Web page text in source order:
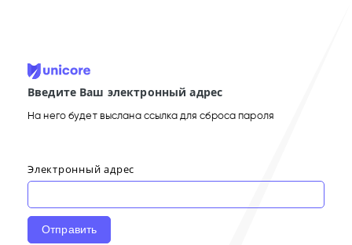
Введите Ваш электронный адрес
На него будет выслана ссылка для сброса пароля
Электронный адрес
Отправить